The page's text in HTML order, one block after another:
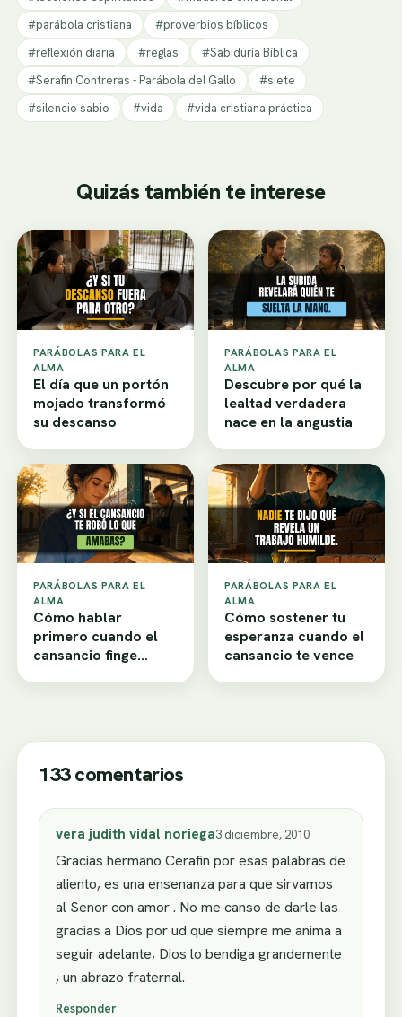
#parábola cristiana
#proverbios bíblicos
#reflexión diaria
#reglas
#Sabiduría Bíblica
#Serafin Contreras - Parábola del Gallo
#siete
#silencio sabio
#vida #vida cristiana práctica
Quizás también te interese
PARÁBOLAS PARA EL
ALMA
El día que un portón
mojado transformó
su descanso
PARÁBOLAS PARA EL
ALMA
Descubre por qué la
lealtad verdadera
nace en la angustia
PARÁBOLAS PARA EL
ALMA
Cómo hablar
primero cuando el
cansancio finge
PARÁBOLAS PARA EL
ALMA
Cómo sostener tu
esperanza cuando el
cansancio te vence
133 comentarios
vera judith vidal noriega3 diciembre, 2010
Gracias hermano Cerafin por esas palabras de
aliento, es una ensenanza para que sirvamos
al Senor con amor . No me canso de darle las
gracias a Dios por ud que siempre me anima a
seguir adelante, Dios lo bendiga grandemente
, un abrazo fraternal.
Responder